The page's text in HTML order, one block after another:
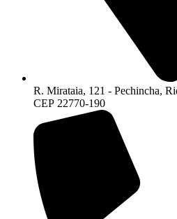
R. Mirataia, 121 - Pechincha,
CEP 22770-190